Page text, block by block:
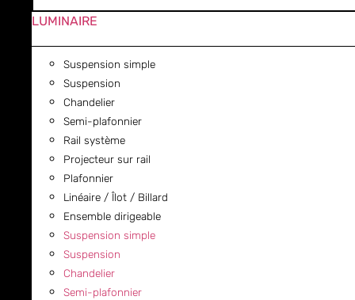
LUMINAIRE
Suspension simple
Suspension
Chandelier
Semi-plafonnier
Rail système
Projecteur sur rail
Plafonnier
Linéaire / Îlot / Billard
Ensemble dirigeable
Suspension simple
Suspension
Chandelier
Semi-plafonnier